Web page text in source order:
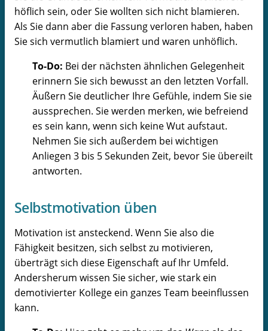
höflich sein, oder Sie wollten sich nicht blamieren.
Als Sie dann aber die Fassung verloren haben, haben
Sie sich vermutlich blamiert und waren unhöflich.
To-Do: Bei der nächsten ähnlichen Gelegenheit
erinnern Sie sich bewusst an den letzten Vorfall.
Äußern Sie deutlicher Ihre Gefühle, indem Sie sie
aussprechen. Sie werden merken, wie befreiend
es sein kann, wenn sich keine Wut aufstaut.
Nehmen Sie sich außerdem bei wichtigen
Anliegen 3 bis 5 Sekunden Zeit, bevor Sie übereilt
antworten.
Selbstmotivation üben
Motivation ist ansteckend. Wenn Sie also die
Fähigkeit besitzen, sich selbst zu motivieren,
überträgt sich diese Eigenschaft auf Ihr Umfeld.
Andersherum wissen Sie sicher, wie stark ein
demotivierter Kollege ein ganzes Team beeinflussen
kann.